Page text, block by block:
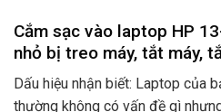
Cắm sạc vào laptop HP
nhỏ bị treo máy, tắt máy,
Dấu hiệu nhận biết: Laptop của
thường không có vấn đề gì